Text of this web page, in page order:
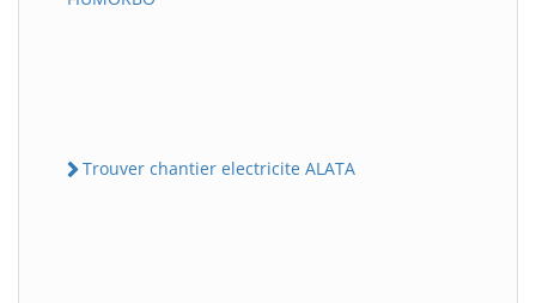
Trouver chantier electricite ALATA